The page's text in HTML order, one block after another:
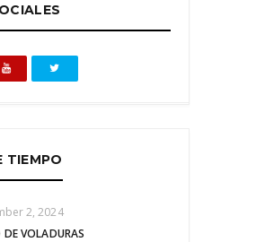
TIEMPO
2, 2024
DE VOLADURAS